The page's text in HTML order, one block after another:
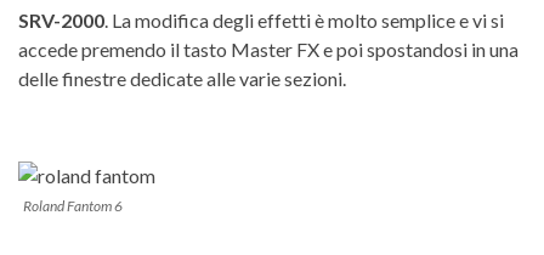
SRV-2000. La modifica degli effetti è molto semplice e vi si
accede premendo il tasto Master FX e poi spostandosi in una
delle finestre dedicate alle varie sezioni.
Roland Fantom 6